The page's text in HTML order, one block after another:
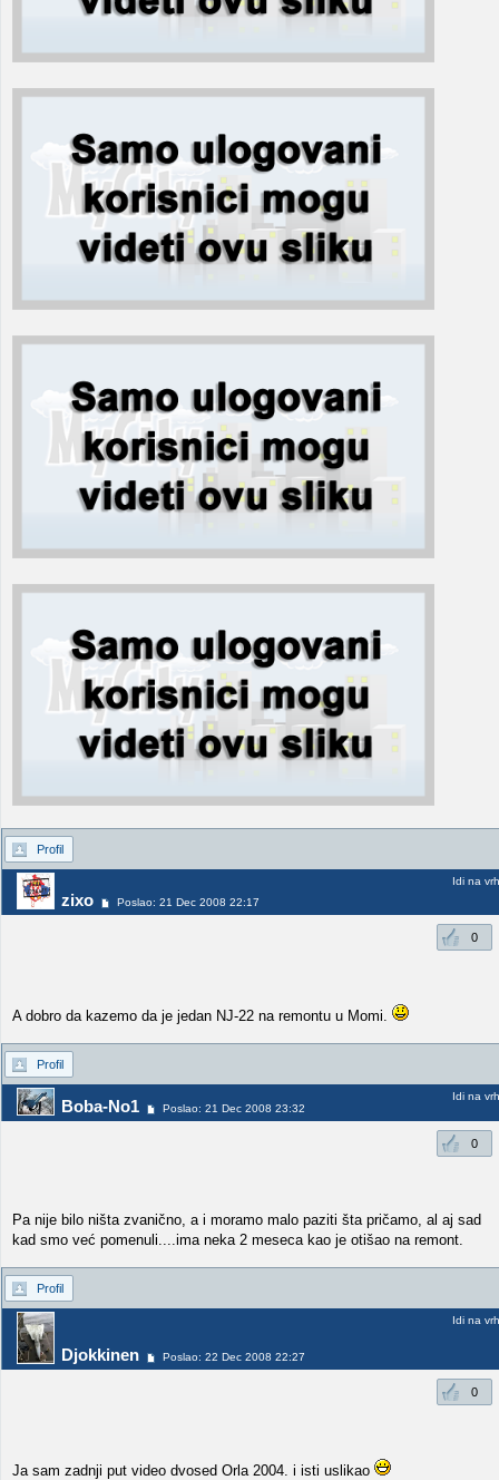
Profil
zixo Poslao: 21 Dec 2008 22:17
Idi na vrh
0
A dobro da kazemo da je jedan NJ-22 na remontu u Momi.
Profil
Boba-No1 Poslao: 21 Dec 2008 23:32
Idi na vrh
0
Pa nije bilo ništa zvanično, a i moramo malo paziti šta pričamo, al aj sad
kad smo već pomenuli....ima neka 2 meseca kao je otišao na remont.
Profil
Djokkinen Poslao: 22 Dec 2008 22:27
Idi na vrh
0
Ja sam zadnji put video dvosed Orla 2004. i isti uslikao